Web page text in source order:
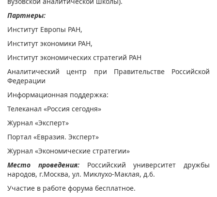
​Партнеры:
Институт Европы РАН,
Институт экономики РАН,
Институт экономических стратегий РАН
Аналитический центр при Правительстве Российской
Федерации
Информационная поддержка:
Телеканал «Россия сегодня»
Журнал «Эксперт»
Портал «Евразия. Эксперт»
Журнал «Экономические стратегии»
Место проведения:Российский университет дружбы
народов, г.Москва, ул. Миклухо-Маклая, д.6.
Участие в работе форума бесплатное.